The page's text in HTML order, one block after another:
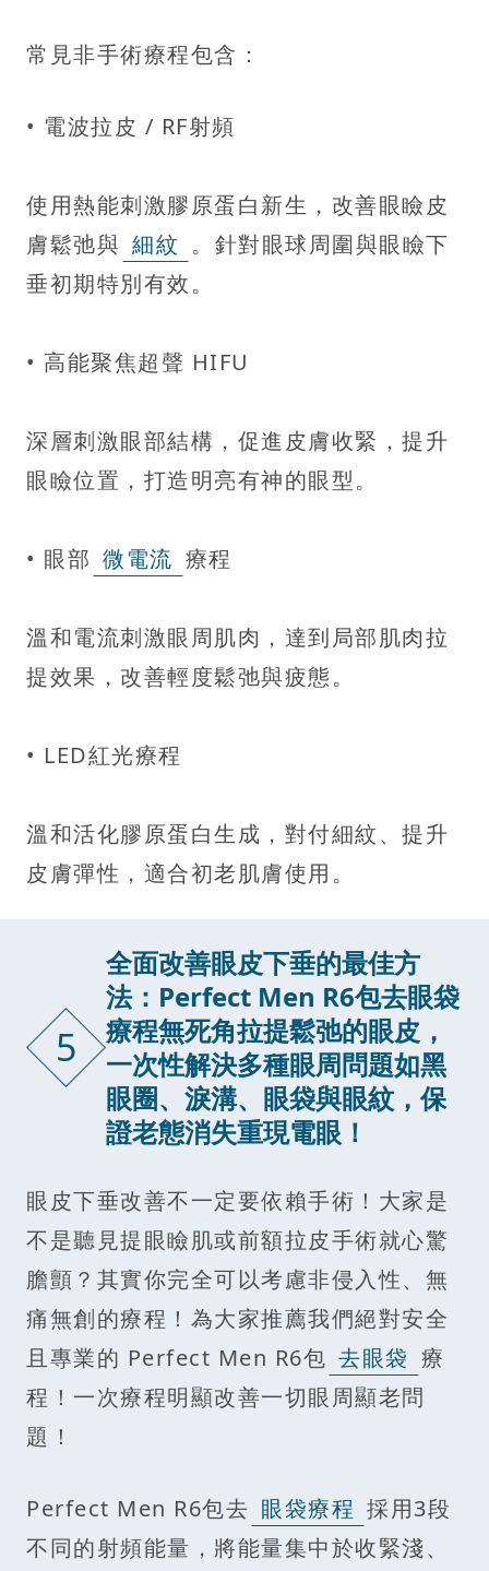
常見非手術療程包含：
• 電波拉皮 / RF射頻
使用熱能刺激膠原蛋白新生，改善眼瞼皮
膚鬆弛與 細紋 。針對眼球周圍與眼瞼下
垂初期特別有效。
• 高能聚焦超聲 HIFU
深層刺激眼部結構，促進皮膚收緊，提升
眼瞼位置，打造明亮有神的眼型。
• 眼部 微電流 療程
溫和電流刺激眼周肌肉，達到局部肌肉拉
提效果，改善輕度鬆弛與疲態。
• LED紅光療程
溫和活化膠原蛋白生成，對付細紋、提升
皮膚彈性，適合初老肌膚使用。
5
全面改善眼皮下垂的最佳方
法：Perfect Men R6包去眼袋
療程無死角拉提鬆弛的眼皮，
一次性解決多種眼周問題如黑
眼圈、淚溝、眼袋與眼紋，保
證老態消失重現電眼！
眼皮下垂改善不一定要依賴手術！大家是
不是聽見提眼瞼肌或前額拉皮手術就心驚
膽顫？其實你完全可以考慮非侵入性、無
痛無創的療程！為大家推薦我們絕對安全
且專業的 Perfect Men R6包 去眼袋 療
程！一次療程明顯改善一切眼周顯老問
題！
Perfect Men R6包去 眼袋療程 採用3段
不同的射頻能量，將能量集中於收緊淺、